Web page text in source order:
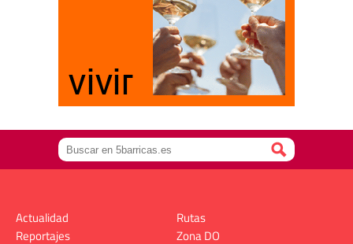
Actualidad
Reportajes
Rutas
Zona DO